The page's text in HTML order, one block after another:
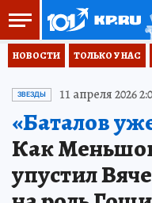
НОВОСТИ ТОЛЬКО У НАС
ЗВЕЗДЫ 11 апреля 2026
«Баталов
Как
упустил